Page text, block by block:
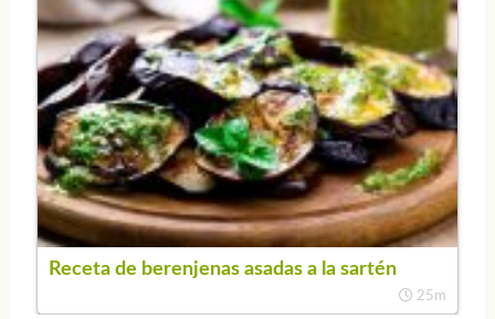
Receta de berenjenas asadas a la sartén
25m